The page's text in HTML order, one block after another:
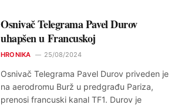
Osnivač Telegrama Pavel Durov
uhapšen u Francuskoj
HRONIKA 25/08/2024
Osnivač Telegrama Pavel Durov priveden je
na aerodromu Burž u predgrađu Pariza,
prenosi francuski kanal TF1. Durov je